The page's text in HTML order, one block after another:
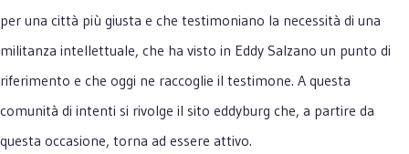
per una città più giusta e che testimoniano la necessità di una
militanza intellettuale, che ha visto in Eddy Salzano un punto di
riferimento e che oggi ne raccoglie il testimone. A questa
comunità di intenti si rivolge il sito eddyburg che, a partire da
questa occasione, torna ad essere attivo.